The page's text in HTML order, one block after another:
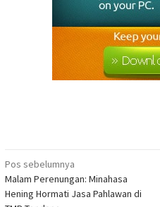
Navigasi
pos
Pos sebelumnya
Malam Perenungan: Minahasa
Hening Hormati Jasa Pahlawan di